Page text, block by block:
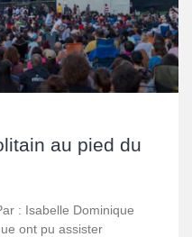
au pied du
: Isabelle Dominique
ont pu assister